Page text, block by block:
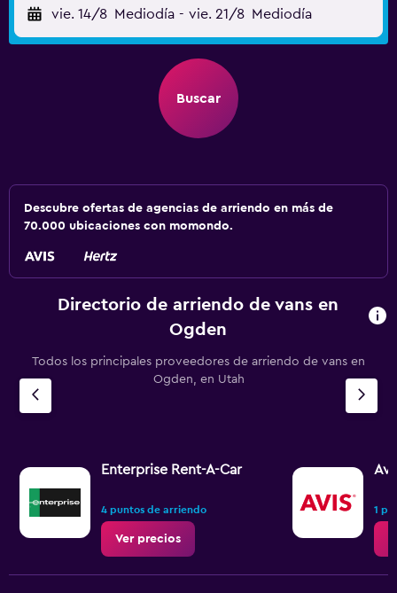
vie. 14/8 Mediodía - vie. 21/8 Mediodía
Buscar
Descubre ofertas de agencias de arriendo en más de
70.000 ubicaciones con momondo.
Directorio de arriendo de vans en
Ogden
Todos los principales proveedores de arriendo de vans en
Ogden, en Utah
Enterprise Rent-A-Car
4 puntos de arriendo
Ver precios
1